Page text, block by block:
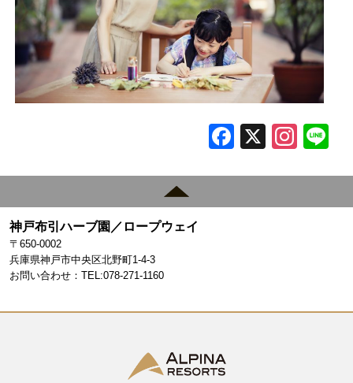
F
e
k
X In
gr
神戸布引ハーブ園／ロープウェイ
〒650-0002
兵庫県神戸市中央区北野町1-4-3
お問い合わせ：TEL:078-271-1160